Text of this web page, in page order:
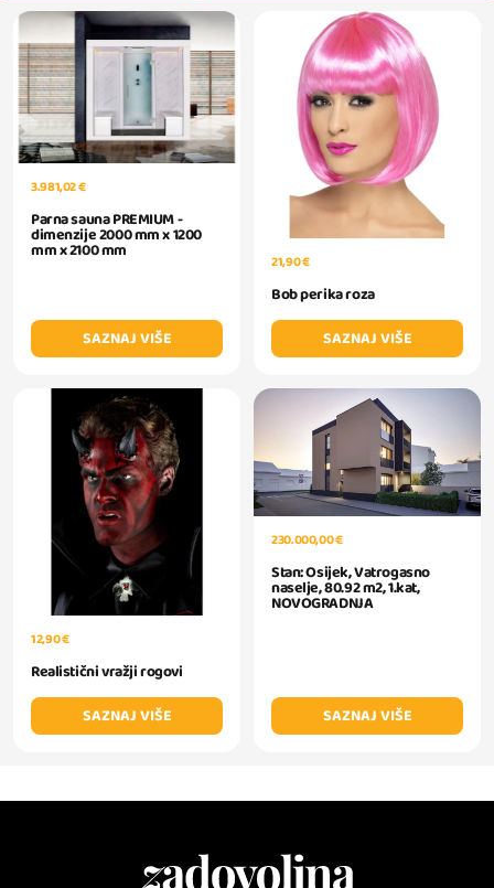
3.981,02 €
Parna sauna PREMIUM -
dimenzije 2000 mm x 1200
mm x 2100 mm
SAZNAJ VIŠE
21,90 €
Bob perika roza
SAZNAJ VIŠE
12,90 €
Realistični vražji rogovi
SAZNAJ VIŠE
230.000,00 €
Stan: Osijek, Vatrogasno
naselje, 80.92 m2, 1.kat,
NOVOGRADNJA
SAZNAJ VIŠE